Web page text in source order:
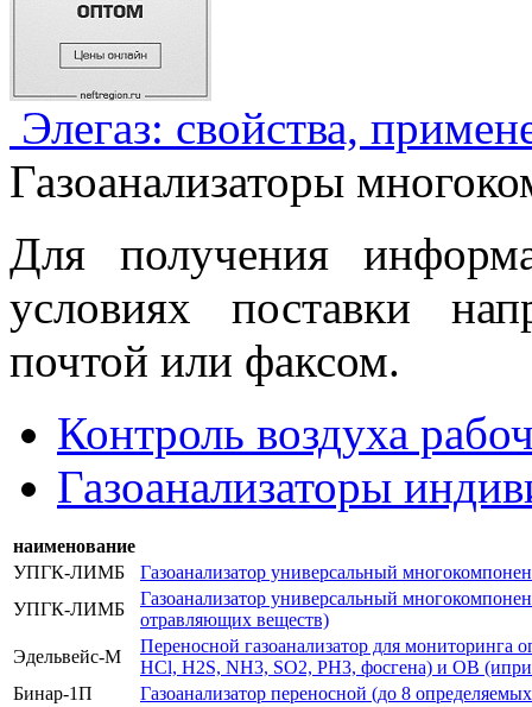
Элегаз: свойства,
Газоанализаторы
Для получения
условиях поставки
почтой или факсом.
Контроль воздуха
Газоанализаторы
наименование
УПГК-ЛИМБ
Газоанализатор универсальный
УПГК-ЛИМБ
Газоанализатор универсальный
отравляющих веществ)
Эдельвейс-М
Переносной газоанализатор для
HCl, H2S, NH3, SO2, PH3, фосгена) и ОВ
Бинар-1П
Газоанализатор переносной (до 8